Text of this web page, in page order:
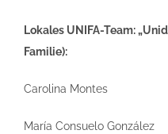
Lokales UNIFA-Team:
Familie):
Carolina Montes
María Consuelo González